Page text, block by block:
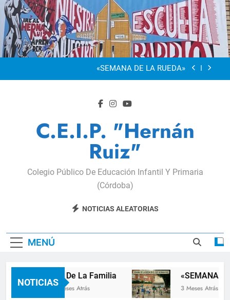
Saltar
al
contenido
“Visibles Sí”
Dia De La Familia
«SEMANA DE LA RUEDA»
Dia De La Familia
«SEMANA DE LA RUEDA»
Apadrinamiento Lector 2026
C.E.I.P. "Hernán
Ruiz"
Colegio Público De Educación Infantil Y Primaria
(Córdoba)
NOTICIAS ALEATORIAS
MENÚ
NOTICIAS
Dia De La Familia
2 Meses Atrás
«SEMANA
3 Meses Atrás